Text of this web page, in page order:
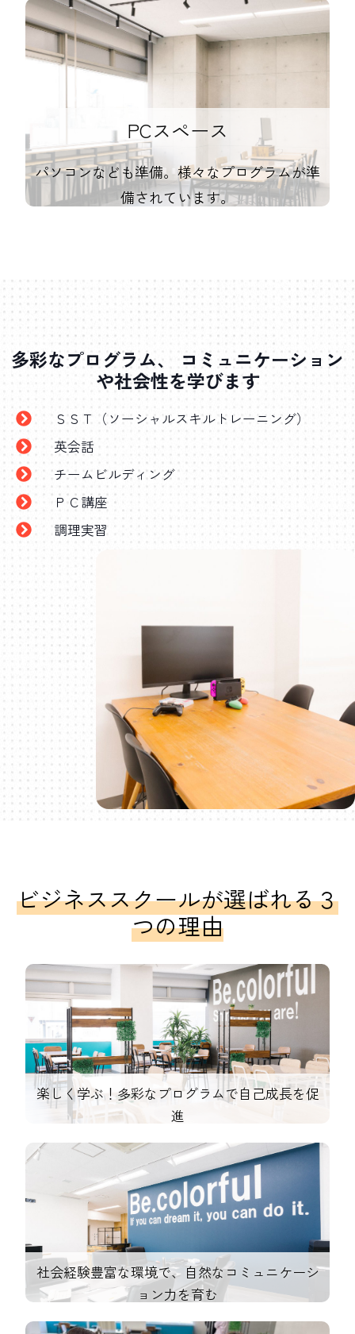
PCスペース
パソコンなども準備。様々なプログラムが準
備されています。
多彩なプログラム、 コミュニケーション
や社会性を学びます
ＳＳＴ（ソーシャルスキルトレーニング）
英会話
チームビルディング
ＰＣ講座
調理実習
ビジネススクールが選ばれる３
つの理由
楽しく学ぶ！多彩なプログラムで自己成長を促
進
社会経験豊富な環境で、自然なコミュニケーシ
ョン力を育む